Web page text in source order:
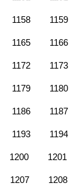
1158 1159
1165 1166
1172 1173
1179 1180
1186 1187
1193 1194
1200 1201
1207 1208